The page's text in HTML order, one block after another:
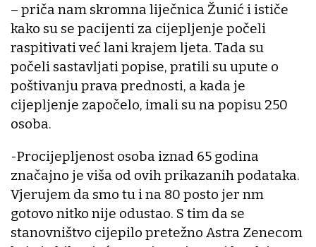
– priča nam skromna liječnica Žunić i ističe
kako su se pacijenti za cijepljenje počeli
raspitivati već lani krajem ljeta. Tada su
počeli sastavljati popise, pratili su upute o
poštivanju prava prednosti, a kada je
cijepljenje započelo, imali su na popisu 250
osoba.
-Procijepljenost osoba iznad 65 godina
značajno je viša od ovih prikazanih podataka.
Vjerujem da smo tu i na 80 posto jer nm
gotovo nitko nije odustao. S tim da se
stanovništvo cijepilo pretežno Astra Zenecom